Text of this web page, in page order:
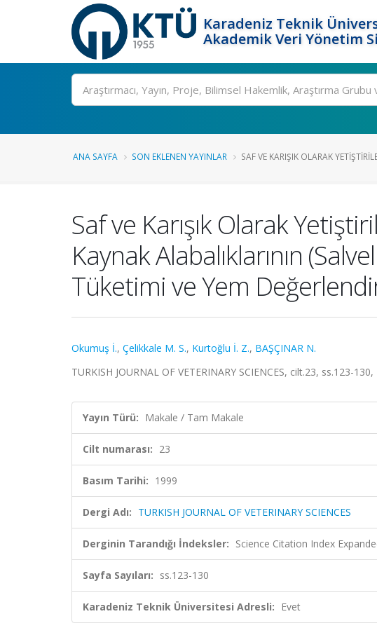
Karadeniz Teknik
Akademik Veri Yönetim
Ara
ANA SAYFA SON EKLENEN YAYINLAR SAF VE KARIŞIK OLARAK
Saf ve Karışık Olarak
Kaynak Alabalıklarının
Tüketimi ve Yem
Okumuş İ., Çelikkale M. S., Kurtoğlu İ. Z., BAŞÇINAR N.
TURKISH JOURNAL OF VETERINARY SCIENCES, cilt.23, ss.123-
Yayın Türü: Makale / Tam Makale
Cilt numarası: 23
Basım Tarihi: 1999
Dergi Adı: TURKISH JOURNAL OF VETERINARY SCIENCES
Derginin Tarandığı İndeksler: Science Citation Index
Sayfa Sayıları: ss.123-130
Karadeniz Teknik Üniversitesi Adresli: Evet